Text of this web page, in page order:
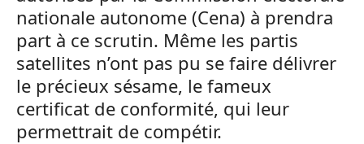
nationale autonome (Cena) à prendra
part à ce scrutin. Même les partis
satellites n’ont pas pu se faire délivrer
le précieux sésame, le fameux
certificat de conformité, qui leur
permettrait de compétir.